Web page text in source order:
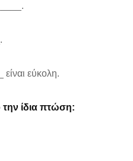
εύκολη.
ίδια πτώση: